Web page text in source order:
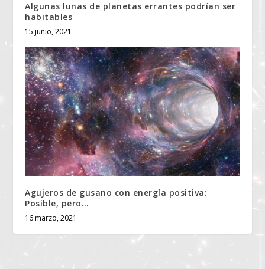
Algunas lunas de planetas errantes podrían ser
habitables
15 junio, 2021
Agujeros de gusano con energía positiva:
Posible, pero…
16 marzo, 2021